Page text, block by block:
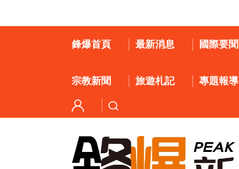
鋒爆首頁 最新消息 國際要聞
宗教新聞 旅遊札記 專題報導